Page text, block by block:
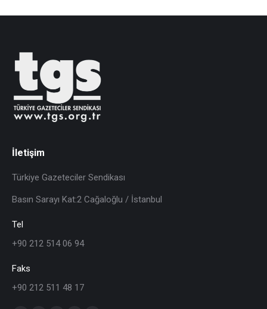
İletişim
Türkiye Gazeteciler Sendikası
Basın Sarayı Kat:2 Cağaloğlu / İstanbul
Tel
+90 212 514 06 94
Faks
+90 212 511 48 17